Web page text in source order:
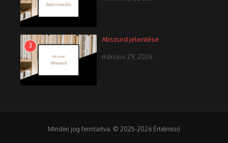
3
Abszurd jelentése
március 29, 2026
Minden jog fenntartva. © 2025-2026 Értelmező